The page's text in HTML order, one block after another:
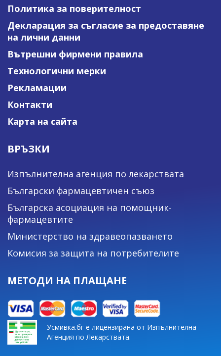
Политика за поверителност
Декларация за съгласие за предоставяне
на лични данни
Вътрешни фирмени правила
Технологични мерки
Рекламации
Контакти
Карта на сайта
ВРЪЗКИ
Изпълнителна агенция по лекарствата
Български фармацевтичен съюз
Българска асоциация на помощник-
фармацевтите
Министерство на здравеопазването
Комисия за защита на потребителите
МЕТОДИ НА ПЛАЩАНЕ
Усмивка.бг е лицензирана от Изпълнителна
Агенция по Лекарствата.